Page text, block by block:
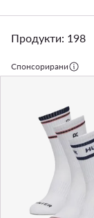
Продукти: 198
Спонсорирани